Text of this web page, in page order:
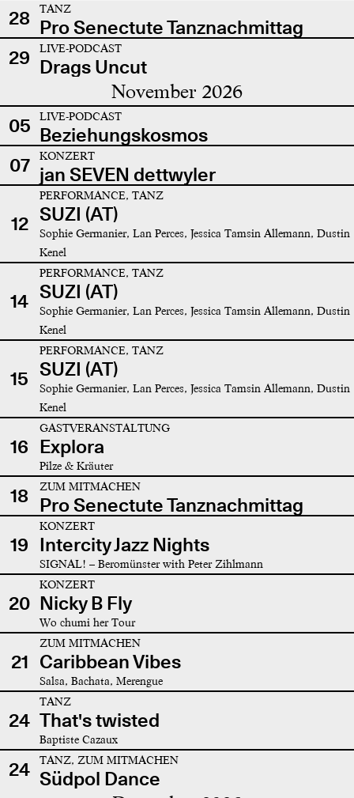
28
TANZ
Pro Senectute Tanznachmittag
29
LIVE-PODCAST
Drags Uncut
November 2026
05 LIVE-PODCAST
Beziehungskosmos
07
KONZERT
jan SEVEN dettwyler
12
PERFORMANCE, TANZ
SUZI (AT)
Sophie Germanier, Lan Perces, Jessica Tamsin Allemann, Dustin
Kenel
14
PERFORMANCE, TANZ
SUZI (AT)
Sophie Germanier, Lan Perces, Jessica Tamsin Allemann, Dustin
Kenel
15
PERFORMANCE, TANZ
SUZI (AT)
Sophie Germanier, Lan Perces, Jessica Tamsin Allemann, Dustin
Kenel
16
GASTVERANSTALTUNG
Explora
Pilze & Kräuter
18 ZUM MITMACHEN
Pro Senectute Tanznachmittag
19
KONZERT
Intercity Jazz Nights
SIGNAL! – Beromünster with Peter Zihlmann
20
KONZERT
Nicky B Fly
Wo chumi her Tour
21
ZUM MITMACHEN
Caribbean Vibes
Salsa, Bachata, Merengue
24
TANZ
That's twisted
Baptiste Cazaux
24 TANZ, ZUM MITMACHEN
Südpol Dance